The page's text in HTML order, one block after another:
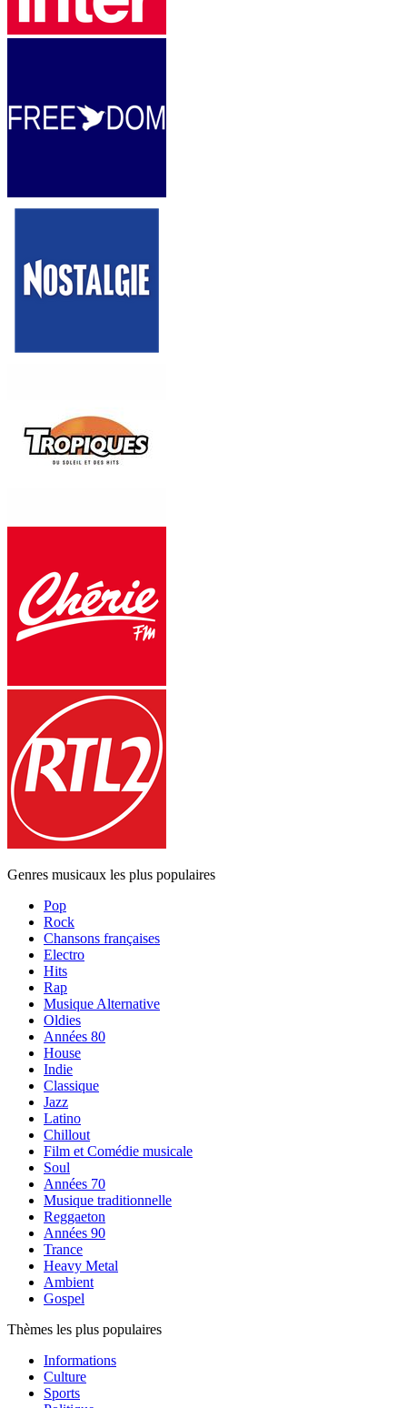
Genres musicaux les plus populaires
Pop
Rock
Chansons françaises
Electro
Hits
Rap
Musique Alternative
Oldies
Années 80
House
Indie
Classique
Jazz
Latino
Chillout
Film et Comédie musicale
Soul
Années 70
Musique traditionnelle
Reggaeton
Années 90
Trance
Heavy Metal
Ambient
Gospel
Thèmes les plus populaires
Informations
Culture
Sports